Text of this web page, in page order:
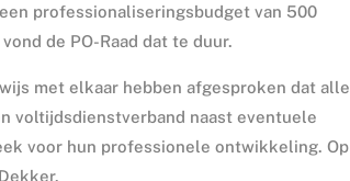
professionaliseringsbudget van 500
de PO-Raad dat te duur.
met elkaar hebben afgesproken dat alle
voltijdsdienstverband naast eventuele
voor hun professionele ontwikkeling. Op